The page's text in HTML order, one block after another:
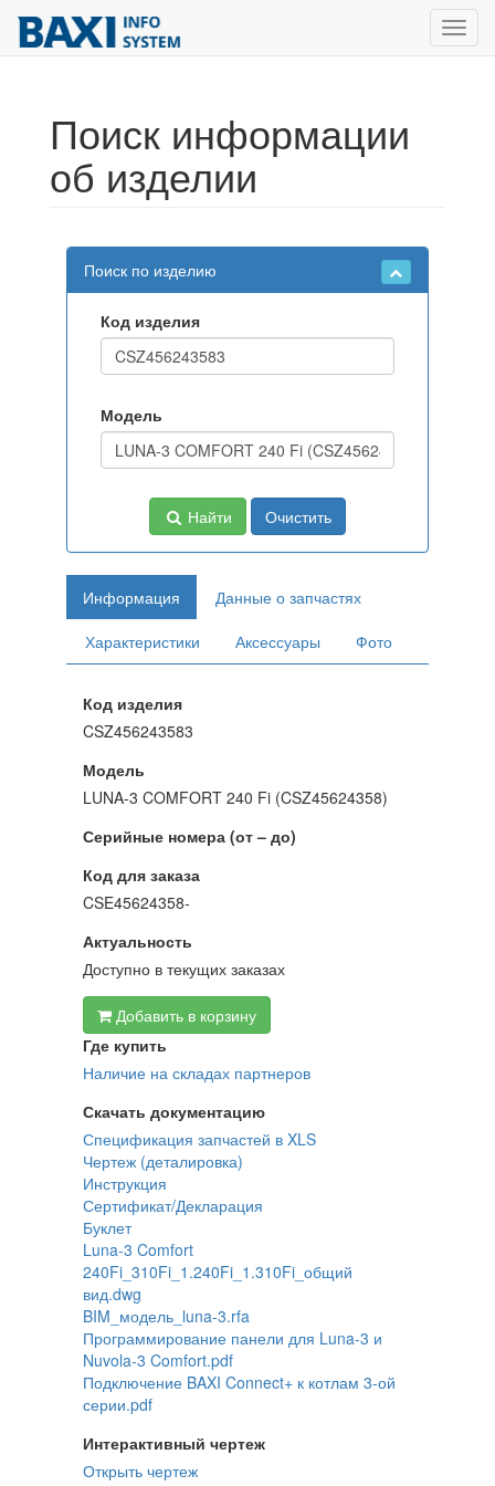
Поиск информации
об изделии
Поиск по изделию
Код изделия
Модель
Найти Очистить
Информация
Данные о запчастях
Характеристики
Аксессуары Фото
Код изделия
CSZ456243583
Модель
LUNA-3 COMFORT 240 Fi (CSZ45624358)
Серийные номера (от – до)
Код для заказа
CSE45624358-
Актуальность
Доступно в текущих заказах
Добавить в корзину
Где купить
Наличие на складах партнеров
Скачать документацию
Спецификация запчастей в XLS
Чертеж (деталировка)
Инструкция
Сертификат/Декларация
Буклет
Luna-3 Comfort
240Fi_310Fi_1.240Fi_1.310Fi_общий
вид.dwg
BIM_модель_luna-3.rfa
Программирование панели для Luna-3 и
Nuvola-3 Comfort.pdf
Подключение BAXI Connect+ к котлам 3-ой
серии.pdf
Интерактивный чертеж
Открыть чертеж